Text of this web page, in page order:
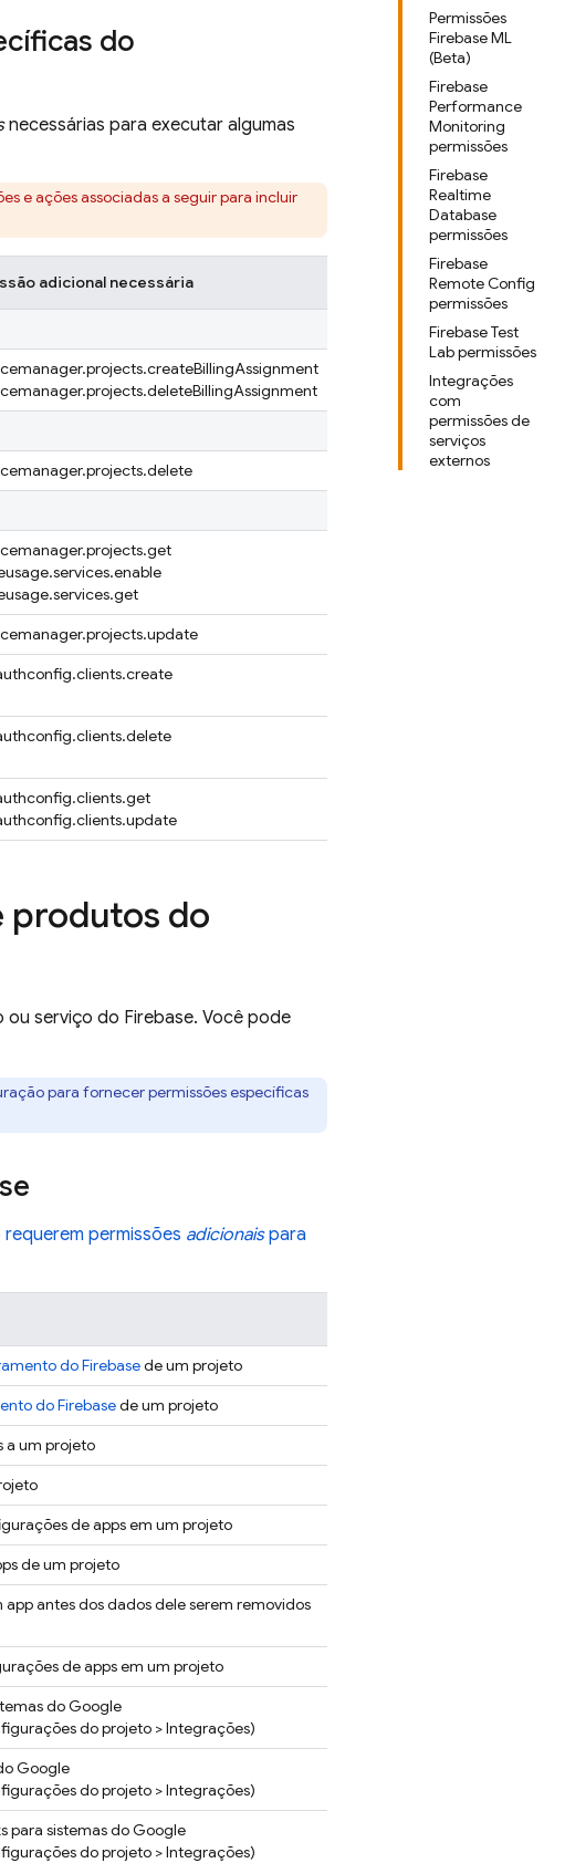
Permissões
Firebase ML
(Beta)
Firebase
Performance
Monitoring
permissões
Firebase
Realtime
Database
permissões
Firebase
Remote Config
permissões
Firebase Test
Lab permissões
Integrações
com
permissões de
serviços
externos
do
necessárias para executar algumas
e ações associadas a seguir para incluir
adicional necessária
produtos do
serviço do Firebase. Você pode
para fornecer permissões específicas
requerem permissões adicionaispara
do Firebasede um projeto
do Firebasede um projeto
a um projeto
de apps em um projeto
de um projeto
antes dos dados dele serem removidos
de apps em um projeto
do Google
do projeto > Integrações)
Google
do projeto > Integrações)
para sistemas do Google
do projeto > Integrações)